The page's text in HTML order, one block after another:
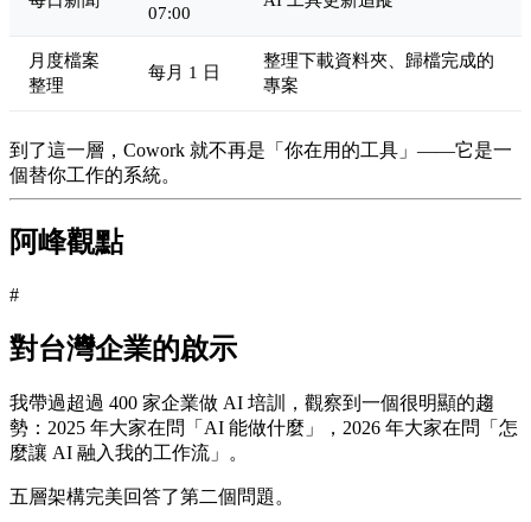
07:00
月度檔案
整理
每月 1 日
整理下載資料夾、歸檔完成的
專案
到了這一層，Cowork 就不再是「你在用的工具」——它是一
個替你工作的系統。
阿峰觀點
#
對台灣企業的啟示
我帶過超過 400 家企業做 AI 培訓，觀察到一個很明顯的趨
勢：2025 年大家在問「AI 能做什麼」，2026 年大家在問「怎
麼讓 AI 融入我的工作流」。
五層架構完美回答了第二個問題。